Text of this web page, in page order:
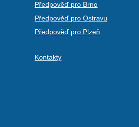
Předpověď pro Brno
Předpověď pro Ostravu
Předpověď pro Plzeň
Kontakty